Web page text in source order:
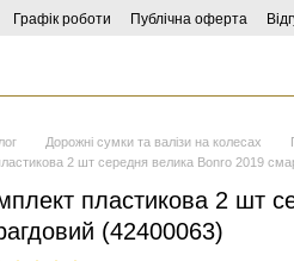
Графік роботи Публічна оферта
Дорожні сумки та валізи на колесах
2 шт середня велика Bonro 2019
пластикова 2 шт
(42400063)